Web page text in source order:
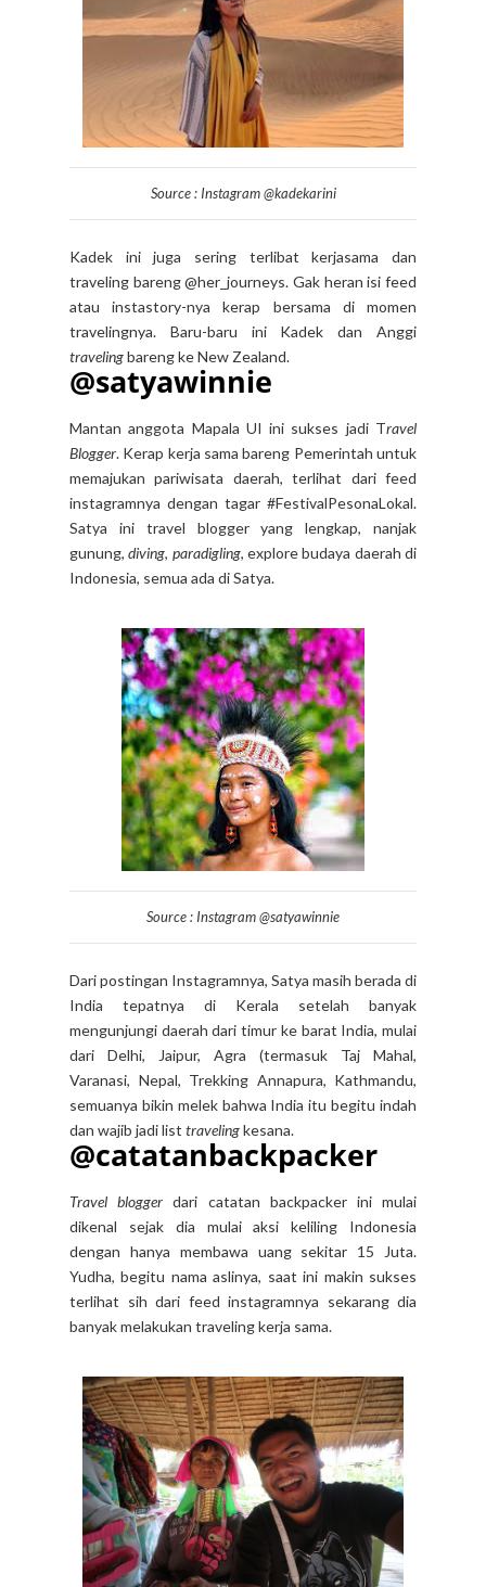
Source : Instagram @kadekarini
Kadek ini juga sering terlibat kerjasama dan
traveling bareng @her_journeys. Gak heran isi feed
atau instastory-nya kerap bersama di momen
travelingnya. Baru-baru ini Kadek dan Anggi
travelingbareng ke New Zealand.
@satyawinnie
Mantan anggota Mapala UI ini sukses jadi Travel
Blogger. Kerap kerja sama bareng Pemerintah untuk
memajukan pariwisata daerah, terlihat dari feed
instagramnya dengan tagar #FestivalPesonaLokal.
Satya ini travel blogger yang lengkap, nanjak
gunung,diving, paradigling, explore budaya daerah di
Indonesia, semua ada di Satya.
Source : Instagram @satyawinnie
Dari postingan Instagramnya, Satya masih berada di
India tepatnya di Kerala setelah banyak
mengunjungi daerah dari timur ke barat India, mulai
dari Delhi, Jaipur, Agra (termasuk Taj Mahal,
Varanasi, Nepal, Trekking Annapura, Kathmandu,
semuanya bikin melek bahwa India itu begitu indah
dan wajib jadi list travelingkesana.
@catatanbackpacker
Travel blogger dari catatan backpacker ini mulai
dikenal sejak dia mulai aksi keliling Indonesia
dengan hanya membawa uang sekitar 15 Juta.
Yudha, begitu nama aslinya, saat ini makin sukses
terlihat sih dari feed instagramnya sekarang dia
banyak melakukan traveling kerja sama.